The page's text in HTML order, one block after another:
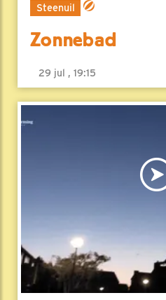
Steenuil
Zonnebad
29 jul , 19:15